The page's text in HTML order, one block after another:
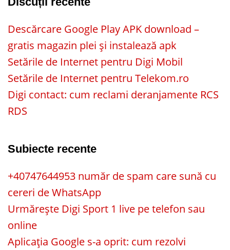
Descărcare Google Play APK download –
gratis magazin plei și instalează apk
Setările de Internet pentru Digi Mobil
Setările de Internet pentru Telekom.ro
Digi contact: cum reclami deranjamente RCS
RDS
Subiecte recente
+40747644953 număr de spam care sună cu
cereri de WhatsApp
Urmărește Digi Sport 1 live pe telefon sau
online
Aplicația Google s-a oprit: cum rezolvi